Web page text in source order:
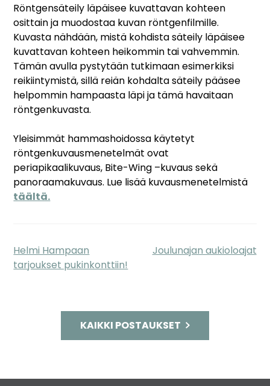
Röntgensäteily läpäisee kuvattavan kohteen
osittain ja muodostaa kuvan röntgenfilmille.
Kuvasta nähdään, mistä kohdista säteily läpäisee
kuvattavan kohteen heikommin tai vahvemmin.
Tämän avulla pystytään tutkimaan esimerkiksi
reikiintymistä, sillä reiän kohdalta säteily pääsee
helpommin hampaasta läpi ja tämä havaitaan
röntgenkuvasta.
Yleisimmät hammashoidossa käytetyt
röntgenkuvausmenetelmät ovat
periapikaalikuvaus, Bite-Wing –kuvaus sekä
panoraamakuvaus. Lue lisää kuvausmenetelmistä
täältä.
Artikkelien
Helmi Hampaan
tarjoukset pukinkonttiin!
Joulunajan aukioloajat
KAIKKI POSTAUKSET